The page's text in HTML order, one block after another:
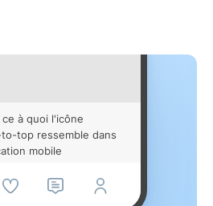
à quoi l'icône
top ressemble dans
mobile